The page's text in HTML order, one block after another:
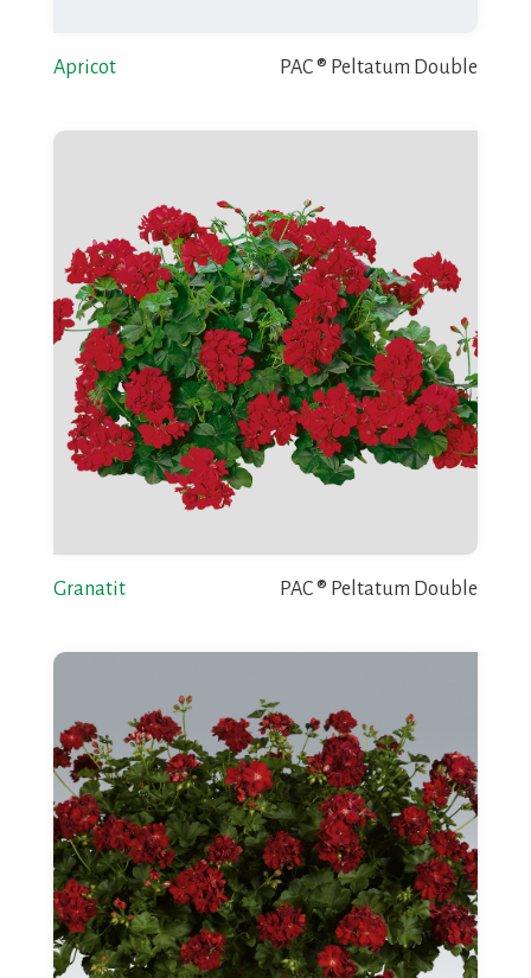
Apricot PAC ® Peltatum Double
Granatit PAC ® Peltatum Double